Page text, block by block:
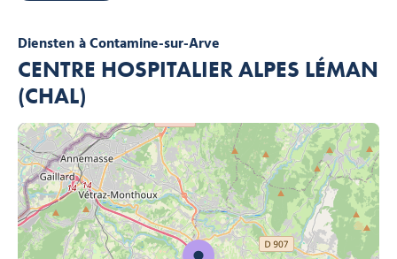
Dienstenà Contamine-sur-Arve
CENTRE HOSPITALIER ALPES LÉMAN
(CHAL)